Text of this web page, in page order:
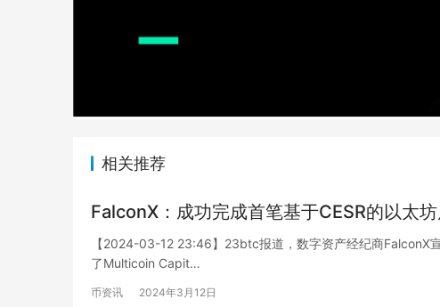
相关推荐
FalconX：成功完成首笔基于CESR的以太坊
【2024-03-12 23:46】23btc报道，数字资产经纪商FalconX
了Multicoin Capit…
币资讯 2024年3月12日